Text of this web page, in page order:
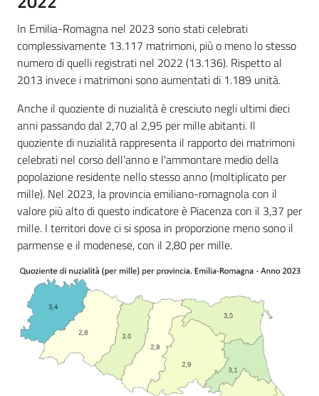
In Emilia-Romagna nel 2023 sono stati celebrati
complessivamente 13.117 matrimoni, più o meno lo stesso
numero di quelli registrati nel 2022 (13.136). Rispetto al
2013 invece i matrimoni sono aumentati di 1.189 unità.
Anche il quoziente di nuzialità è cresciuto negli ultimi dieci
anni passando dal 2,70 al 2,95 per mille abitanti. Il
quoziente di nuzialità rappresenta il rapporto dei matrimoni
celebrati nel corso dell'anno e l'ammontare medio della
popolazione residente nello stesso anno (moltiplicato per
mille). Nel 2023, la provincia emiliano-romagnola con il
valore più alto di questo indicatore è Piacenza con il 3,37 per
mille. I territori dove ci si sposa in proporzione meno sono il
parmense e il modenese, con il 2,80 per mille.